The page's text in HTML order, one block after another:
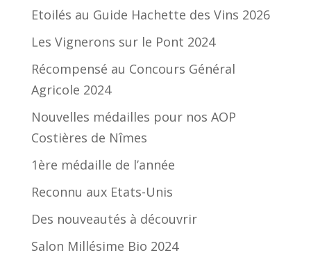
Etoilés au Guide Hachette des Vins 2026
Les Vignerons sur le Pont 2024
Récompensé au Concours Général
Agricole 2024
Nouvelles médailles pour nos AOP
Costières de Nîmes
1ère médaille de l’année
Reconnu aux Etats-Unis
Des nouveautés à découvrir
Salon Millésime Bio 2024